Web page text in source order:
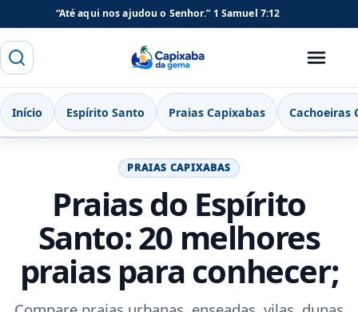
“Até aqui nos ajudou o Senhor.” 1 Samuel 7:12
Buscar Capixaba da Gema
Menu
Início Espírito Santo Praias Capixabas Cachoeiras
PRAIAS CAPIXABAS
Praias do Espírito
Santo: 20 melhores
praias para conhecer;